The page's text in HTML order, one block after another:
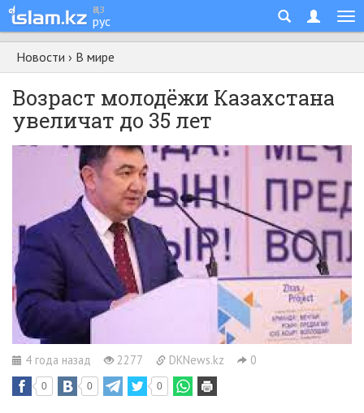
қаз
рус
Новости › В мире
Возраст молодёжи Казахстана
увеличат до 35 лет
4 года назад 2277 DKNews.kz 0
0 0 0